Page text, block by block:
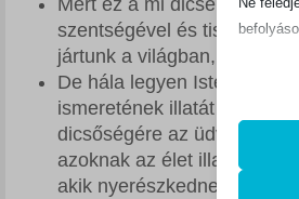
szentségével és
jártunk a világban,
De hála legyen Istennek,
ismeretének illatát terjeszti
dicsőségére az üdvözülők
azoknak az élet illata
akik nyerészkednek Isten
sütik